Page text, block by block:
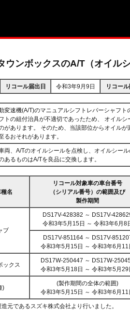
ウンボックスのA/T（オイル
リコール届出日 令和3年9月9日 リコー
変速機(A/T)のマニュアルシフトレバーシャフ
トの組付治具が不適切であったため、 オイル
があります。 そのため、当該部位からオイル
るおそれがあります。
両、A/Tのオイルシールを点検し、オイルシー
あるものはA/Tを良品に交換します。
名
リコール対象車の車台番号
（シリアル番号）の範囲及び
製作期間
ブ
DS17V-428382 ～ DS17V-
令和3年5月15日 ～ 令和3年6月8
DS17V-851164 ～ DS17V-
令和3年5月15日 ～ 令和3年6月11
ックス
DS17W-250447 ～ DS17W-
令和3年5月18日 ～ 令和3年5月29
)
(製作期間の全体の範囲)
令和3年5月15日 ～ 令和3年6月11
元であるスズキ株式会社より行いました。